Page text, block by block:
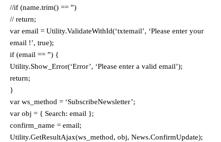
//if (name.trim() == ”)
// return;
var email = Utility.ValidateWithId(‘txtemail’, ‘Please enter your
email !’, true);
if (email == ”) {
Utility.Show_Error(‘Error’, ‘Please enter a valid email’);
return;
}
var ws_method = ‘SubscribeNewsletter’;
var obj = { Search: email };
confirm_name = email;
Utility.GetResultAjax(ws_method, obj, News.ConfirmUpdate);